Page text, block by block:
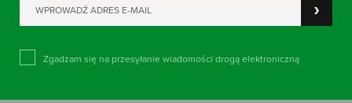
Zgadzam się na przesyłanie wiadomości drogą elektroniczną